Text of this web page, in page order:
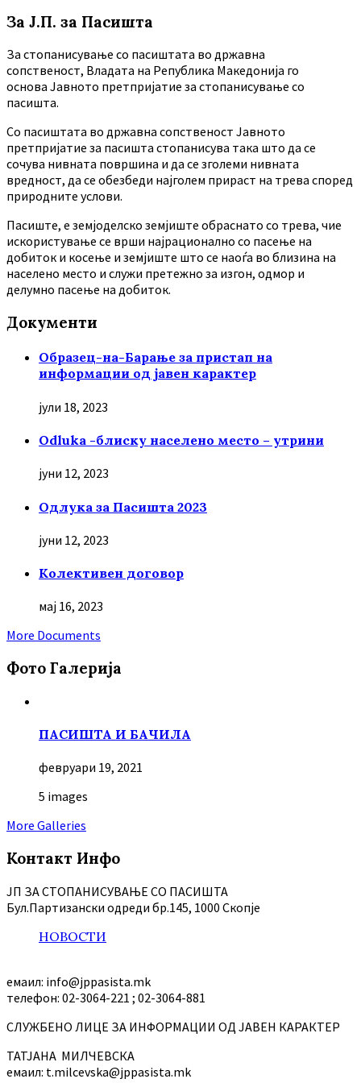
За Ј.П. за Пасишта
За стопанисување со пасиштата во државна
сопственост, Владата на Република Македонија го
основа Јавното претпријатие за стопанисување со
пасишта.
Co пасиштата во државна сопственост Јавното
претпријатие за пасишта стопанисува така што да се
сочува нивната површина и да се зголеми нивната
вредност, да се обезбеди најголем прираст на трева според
природните услови.
Пасиште, е земјоделско земјиште обраснато со трева, чие
искористување се врши најрационално со пасење на
добиток и косење и земјиште што се наоѓа во близина на
населено место и служи претежно за изгон, одмор и
делумно пасење на добиток.
Документи
Образец-на-Барање за пристап на
информации од јавен карактер
јули 18, 2023
Odluka -блиску населено место – утрини
јуни 12, 2023
Oдлука за Пасишта 2023
јуни 12, 2023
Колективен договор
мај 16, 2023
More Documents
Фото Галерија
ПАСИШТА И БАЧИЛА
февруари 19, 2021
5 images
More Galleries
Контакт Инфо
ЈП ЗА СТОПАНИСУВАЊЕ СО ПАСИШТА
Бул.Партизански oдреди бр.145, 1000 Скопје
НОВОСТИ
емаил: info@jppasista.mk
телефон: 02-3064-221 ; 02-3064-881
СЛУЖБЕНО ЛИЦЕ ЗА ИНФОРМАЦИИ ОД ЈАВЕН КАРАКТЕР
ТАТЈАНА МИЛЧЕВСКА
емаил: t.milcevska@jppasista.mk